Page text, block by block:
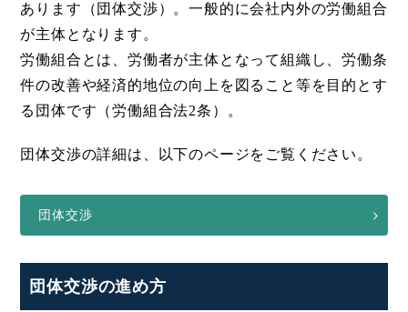
あります（団体交渉）。一般的に会社内外の労働組合
が主体となります。
労働組合とは、労働者が主体となって組織し、労働条
件の改善や経済的地位の向上を図ること等を目的とす
る団体です（労働組合法2条）。
団体交渉の詳細は、以下のページをご覧ください。
団体交渉
団体交渉の進め方